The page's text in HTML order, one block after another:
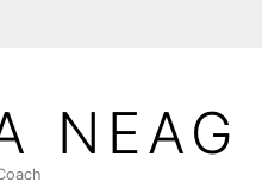
NEAG